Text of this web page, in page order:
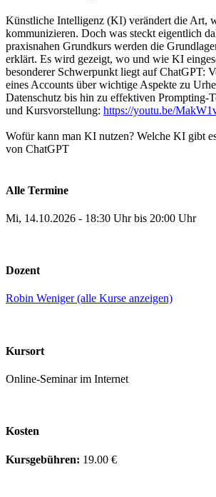
Künstliche Intelligenz (KI) verändert die Art,
kommunizieren. Doch was steckt eigentlich
praxisnahen Grundkurs werden die
erklärt. Es wird gezeigt, wo und wie KI
besonderer Schwerpunkt liegt auf ChatGPT:
eines Accounts über wichtige Aspekte zu
Datenschutz bis hin zu effektiven Prompting-
und Kursvorstellung: https://youtu.be/
Wofür kann man KI nutzen? Welche KI gibt
von ChatGPT
Alle Termine
Mi, 14.10.2026 - 18:30 Uhr bis 20:00 Uhr
Dozent
Robin Weniger (alle Kurse anzeigen)
Kursort
Online-Seminar im Internet
Kosten
Kursgebühren: 19.00 €